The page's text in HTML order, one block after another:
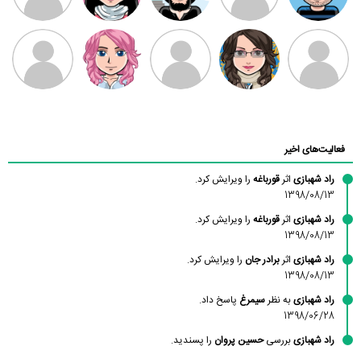
سامان راحمی امیردلتا امیروو ملیکا منتظری عارفه داستانپور
فعالیت‌های اخیر
راد شهبازی اثرقورباغه را ویرایش کرد.
1398/08/13
راد شهبازی اثرقورباغه را ویرایش کرد.
1398/08/13
راد شهبازی اثربرادر جان را ویرایش کرد.
1398/08/13
راد شهبازیبه نظرسیمرغ پاسخ داد.
1398/06/28
راد شهبازیبررسیحسین پروان را پسندید.